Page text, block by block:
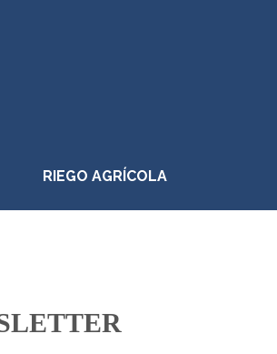
RIEGO AGRÍCOLA